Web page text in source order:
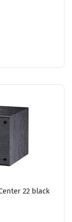
22 black